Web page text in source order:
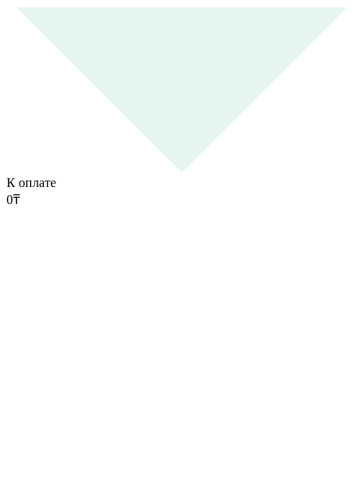
К оплате
0₸